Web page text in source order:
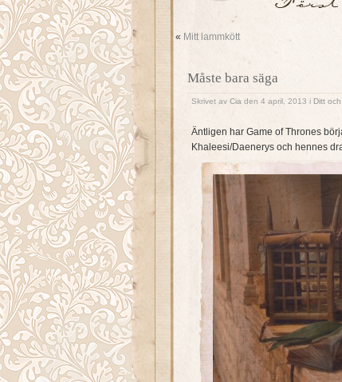
« Mitt lammkött
Måste bara säga
Skrivet av Cia den 4 april, 2013 i Ditt
Äntligen har Game of Thrones
Khaleesi/Daenerys och hennes